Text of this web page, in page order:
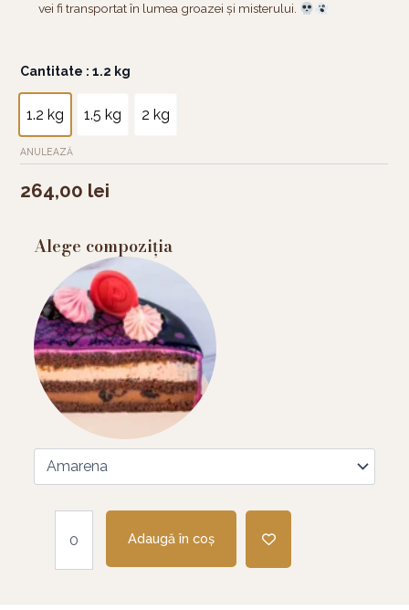
vei fi transportat în lumea groazei și misterului.
Cantitate : 1.2 kg
1.2 kg 1.5 kg 2 kg
ANULEAZĂ
264,00 lei
Alege compoziția
Cantitate
Brain
Adaugă în coș